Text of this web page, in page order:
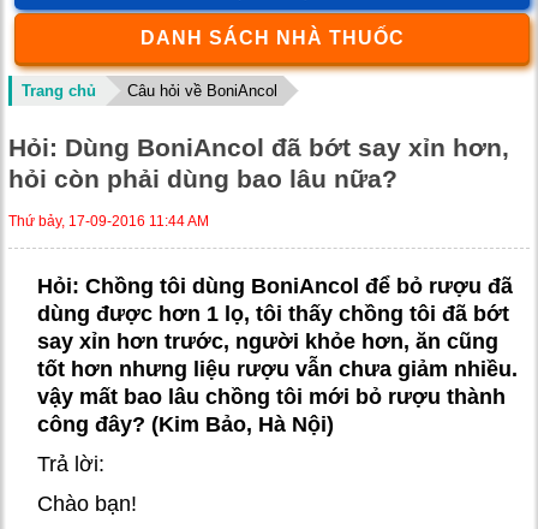
DANH SÁCH NHÀ THUỐC
Trang chủ Câu hỏi về BoniAncol
Hỏi: Dùng BoniAncol đã bớt say xỉn hơn,
hỏi còn phải dùng bao lâu nữa?
Thứ bảy, 17-09-2016 11:44 AM
Hỏi: Chồng tôi dùng BoniAncol để bỏ rượu đã
dùng được hơn 1 lọ, tôi thấy chồng tôi đã bớt
say xỉn hơn trước, người khỏe hơn, ăn cũng
tốt hơn nhưng liệu rượu vẫn chưa giảm nhiều.
vậy mất bao lâu chồng tôi mới bỏ rượu thành
công đây? (Kim Bảo, Hà Nội)
Trả lời:
Chào bạn!